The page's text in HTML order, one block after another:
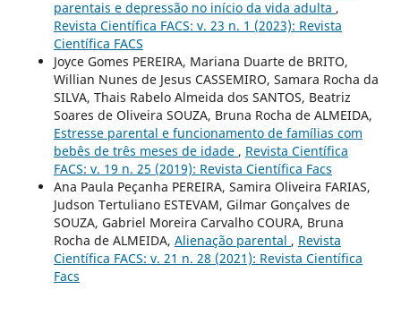
parentais e depressão no início da vida adulta ,
Revista Científica FACS: v. 23 n. 1 (2023): Revista
Científica FACS
Joyce Gomes PEREIRA, Mariana Duarte de BRITO,
Willian Nunes de Jesus CASSEMIRO, Samara Rocha da
SILVA, Thais Rabelo Almeida dos SANTOS, Beatriz
Soares de Oliveira SOUZA, Bruna Rocha de ALMEIDA,
Estresse parental e funcionamento de famílias com
bebês de três meses de idade , Revista Científica
FACS: v. 19 n. 25 (2019): Revista Científica Facs
Ana Paula Peçanha PEREIRA, Samira Oliveira FARIAS,
Judson Tertuliano ESTEVAM, Gilmar Gonçalves de
SOUZA, Gabriel Moreira Carvalho COURA, Bruna
Rocha de ALMEIDA, Alienação parental , Revista
Científica FACS: v. 21 n. 28 (2021): Revista Científica
Facs